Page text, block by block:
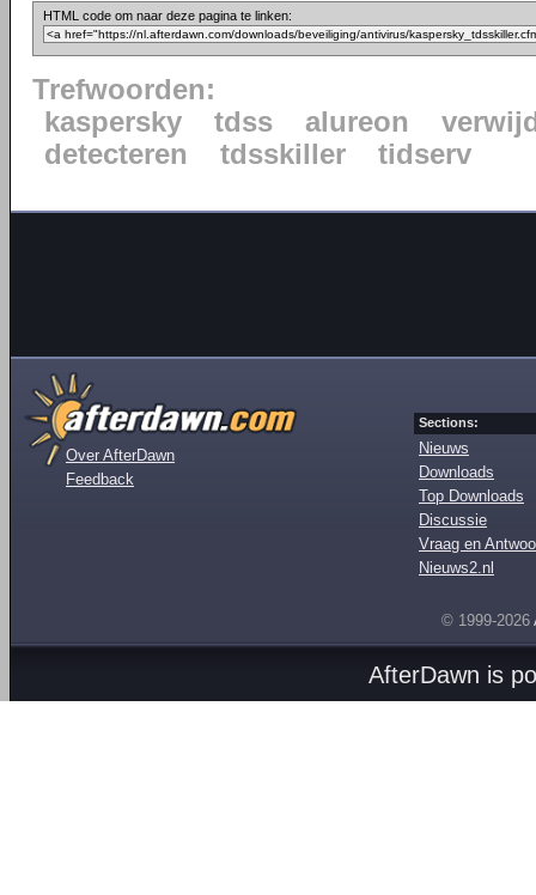
HTML code om naar deze pagina te linken:
Trefwoorden:
kaspersky
tdss alureon
detecteren
tdsskiller tidserv
Over AfterDawn
Feedback
Sections:
Nieuws
Downloads
Top Downloads
Discussie
Vraag en
Nieuws2.nl
© 1999-2026
AfterDawn is